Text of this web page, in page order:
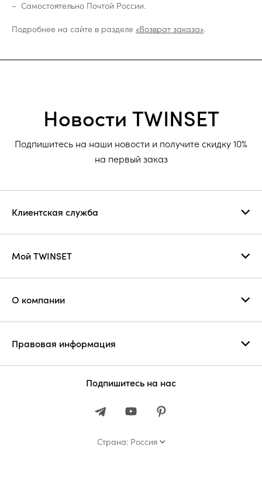
Самостоятельно Почтой России.
Подробнее на сайте в разделе «Возврат заказа».
Новости TWINSET
Подпишитесь на наши новости и получите скидку 10%
на первый заказ
Клиентская служба
Мой TWINSET
О компании
Правовая информация
Подпишитесь на нас
Страна: Россия